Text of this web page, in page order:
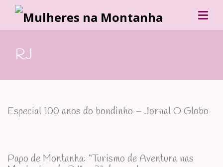
RJ
Especial 100 anos do bondinho – Jornal O Globo
Papo de Montanha: “Turismo de Aventura nas